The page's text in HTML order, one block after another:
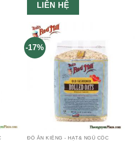
LIÊN HỆ
-17%
ĐỒ ĂN KIÊNG - HẠT& NGŨ CỐC